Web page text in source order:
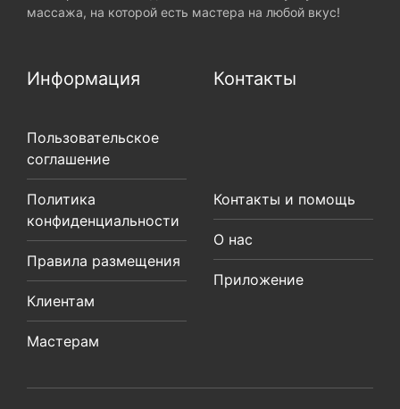
массажа, на которой есть мастера на любой вкус!
Информация
Пользовательское
соглашение
Политика
конфиденциальности
Правила размещения
Клиентам
Мастерам
Контакты
Контакты и помощь
О нас
Приложение